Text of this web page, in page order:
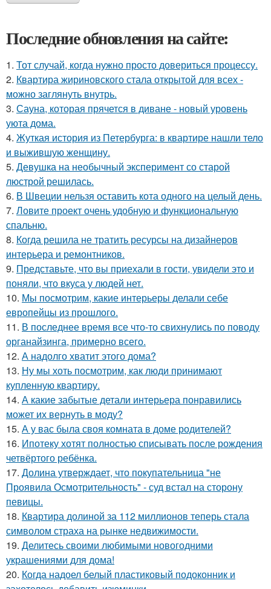
Последние обновления на сайте:
1. Тот случай, когда нужно просто довериться процессу.
2. Квартира жириновского стала открытой для всех -
можно заглянуть внутрь.
3. Сауна, которая прячется в диване - новый уровень
уюта дома.
4. Жуткая история из Петербурга: в квартире нашли тело
и выжившую женщину.
5. Девушка на необычный эксперимент со старой
люстрой решилась.
6. В Швеции нельзя оставить кота одного на целый день.
7. Ловите проект очень удобную и функциональную
спальню.
8. Когда решила не тратить ресурсы на дизайнеров
интерьера и ремонтников.
9. Представьте, что вы приехали в гости, увидели это и
поняли, что вкуса у людей нет.
10. Мы посмотрим, какие интерьеры делали себе
европейцы из прошлого.
11. В последнее время все что-то свихнулись по поводу
органайзинга, примерно всего.
12. А надолго хватит этого дома?
13. Ну мы хоть посмотрим, как люди принимают
купленную квартиру.
14. А какие забытые детали интерьера понравились
может их вернуть в моду?
15. А у вас была своя комната в доме родителей?
16. Ипотеку хотят полностью списывать после рождения
четвёртого ребёнка.
17. Долина утверждает, что покупательница "не
Проявила Осмотрительность" - суд встал на сторону
певицы.
18. Квартира долиной за 112 миллионов теперь стала
символом страха на рынке недвижимости.
19. Делитесь своими любимыми новогодними
украшениями для дома!
20. Когда надоел белый пластиковый подоконник и